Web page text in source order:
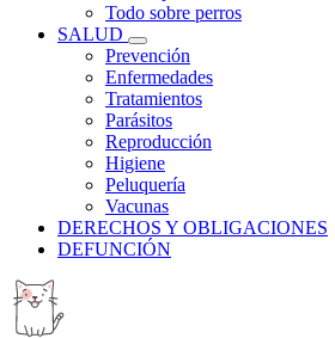
Todo sobre perros
SALUD
Prevención
Enfermedades
Tratamientos
Parásitos
Reproducción
Higiene
Peluquería
Vacunas
DERECHOS Y OBLIGACIONES
DEFUNCIÓN